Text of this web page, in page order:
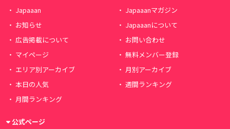
Japaaan
Japaaanマガジン
お知らせ
Japaaanについて
広告掲載について
お問い合わせ
マイページ
無料メンバー登録
エリア別アーカイブ
月別アーカイブ
本日の人気
週間ランキング
月間ランキング
公式ページ